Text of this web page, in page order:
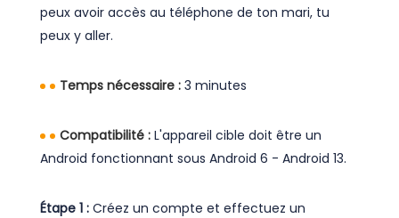
peux avoir accès au téléphone de ton mari, tu
peux y aller.
Temps nécessaire : 3 minutes
Compatibilité : L'appareil cible doit être un
Android fonctionnant sous Android 6 - Android 13.
Étape 1 : Créez un compte et effectuez un